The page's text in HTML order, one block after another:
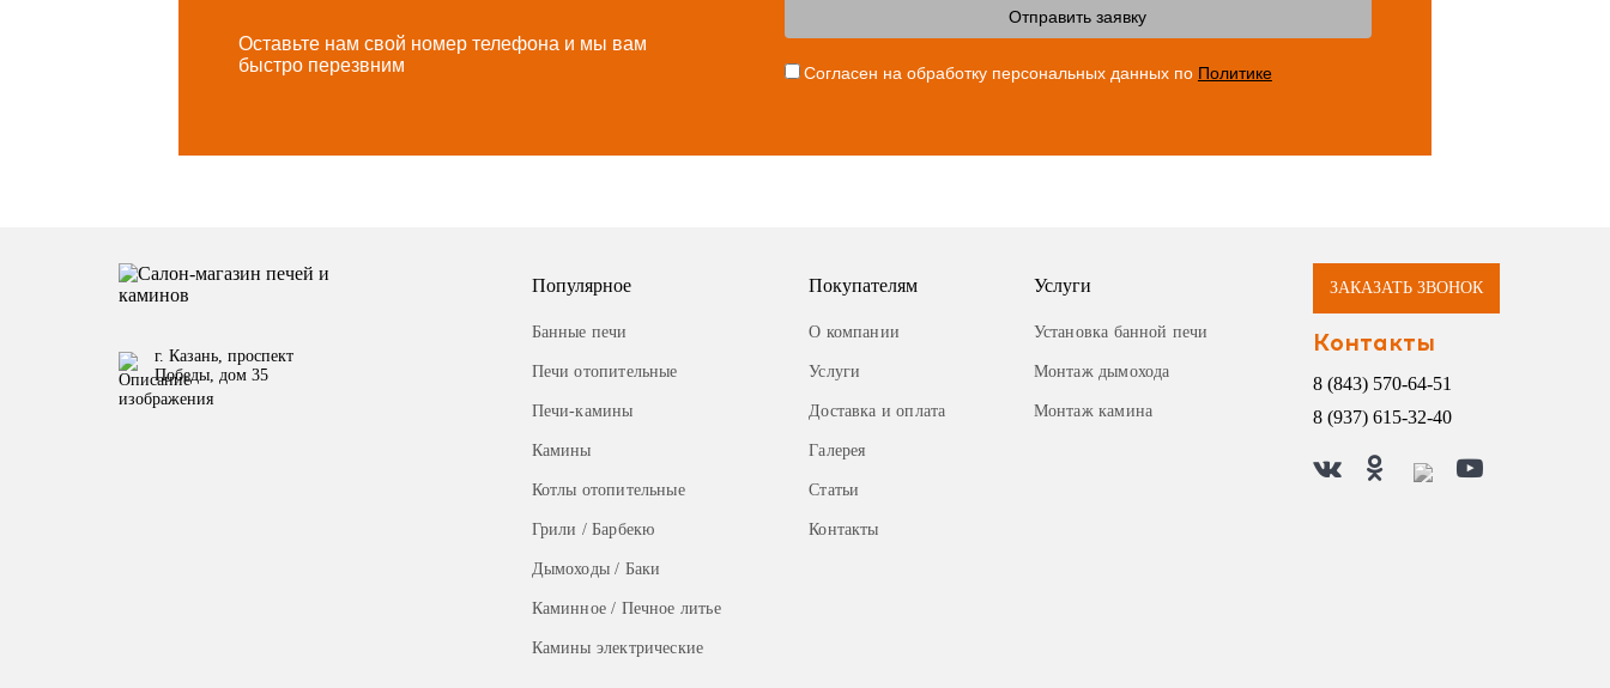
Оставьте нам свой номер телефона и мы вам
быстро перезвним
Отправить заявку
Согласен на обработку персональных данных по Политике
г. Казань, проспект
Победы, дом 35
Популярное
Банные печи
Печи отопительные
Печи-камины
Камины
Котлы отопительные
Грили / Барбекю
Дымоходы / Баки
Каминное / Печное литье
Камины электрические
Покупателям
О компании
Услуги
Доставка и оплата
Галерея
Статьи
Контакты
Услуги
Установка банной печи
Монтаж дымохода
Монтаж камина
ЗАКАЗАТЬ ЗВОНОК
Контакты
8 (843) 570-64-51
8 (937) 615-32-40